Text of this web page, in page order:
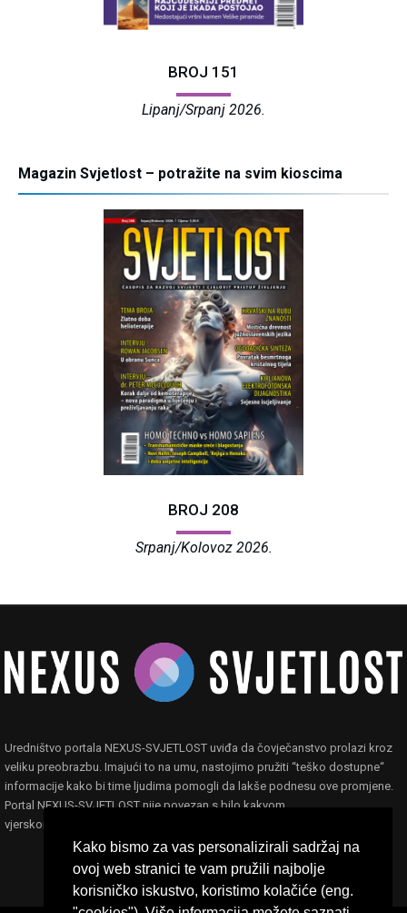
Kako bismo za vas personalizirali sadržaj na
ovoj web stranici te vam pružili najbolje
korisničko iskustvo, koristimo kolačiće (eng.
BROJ 151
Lipanj/Srpanj 2026.
Magazin Svjetlost – potražite na svim kioscima
BROJ 208
Srpanj/Kolovoz 2026.
Uredništvo portala NEXUS-SVJETLOST uviđa da čovječanstvo prolazi kroz
veliku preobrazbu. Imajući to na umu, nastojimo pružiti “teško dostupne“
informacije kako bi time ljudima pomogli da lakše podnesu ove promjene.
Portal NEXUS-SVJETLOST nije povezan s bilo kakvom
vjerskom,filozofskom ili političkom ideologijom ili organizacijom.